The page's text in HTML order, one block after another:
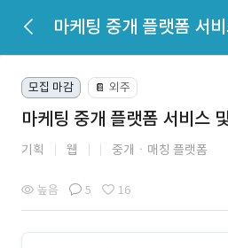
모집 마감 📔 외주
마케팅 중개 플랫폼 서비스
기획 웹 중개ㆍ매칭 플랫폼
높음 5 16